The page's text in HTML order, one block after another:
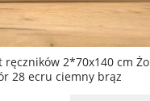
ręczników 2*70x140 cm
28 ecru ciemny brąz